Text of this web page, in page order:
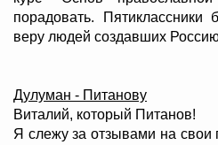
порадовать. Пятиклассники
веру людей создавших Россию
Дулуман - Питанову
Виталий, который Питанов!
Я слежу за отзывами на свои